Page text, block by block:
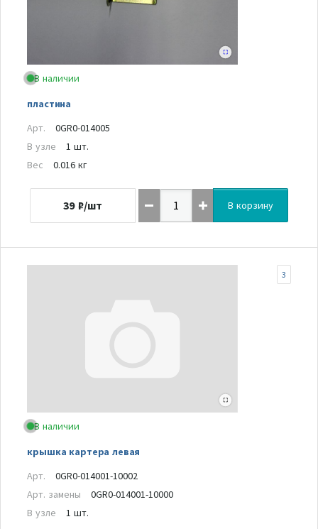
В наличии
пластина
Арт.
0GR0-014005
В узле
1 шт.
Вес
0.016 кг
39 ₽/шт В корзину
В наличии
крышка картера левая
3
Арт.
0GR0-014001-10002
Арт. замены
0GR0-014001-10000
В узле
1 шт.